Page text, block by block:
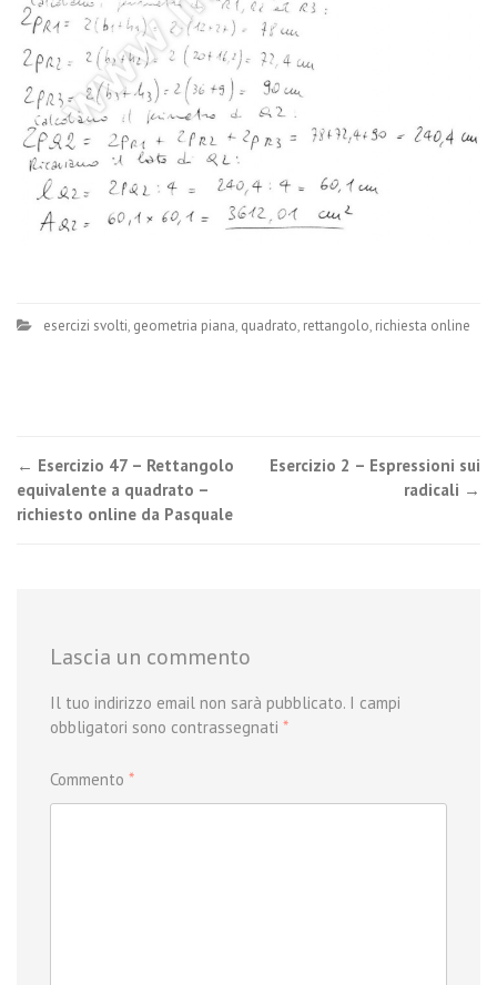
esercizi svolti, geometria piana, quadrato, rettangolo, richiesta online
Post
navigation
← Esercizio 47 – Rettangolo
equivalente a quadrato –
richiesto online da Pasquale
Esercizio 2 – Espressioni sui
radicali →
Lascia un commento
Il tuo indirizzo email non sarà pubblicato. I campi
obbligatori sono contrassegnati *
Commento *